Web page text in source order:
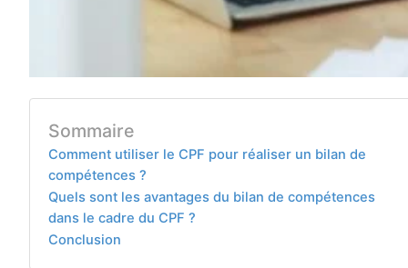
Sommaire
Comment utiliser le CPF pour réaliser un bilan de
compétences ?
Quels sont les avantages du bilan de compétences
dans le cadre du CPF ?
Conclusion